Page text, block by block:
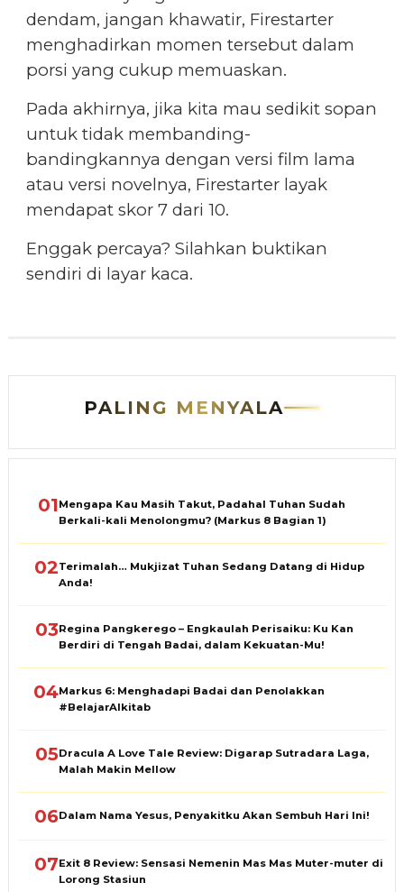
dendam, jangan khawatir, Firestarter
menghadirkan momen tersebut dalam
porsi yang cukup memuaskan.
Pada akhirnya, jika kita mau sedikit sopan
untuk tidak membanding-
bandingkannya dengan versi film lama
atau versi novelnya, Firestarter layak
mendapat skor 7 dari 10.
Enggak percaya? Silahkan buktikan
sendiri di layar kaca.
PALING MENYALA
01Mengapa Kau Masih Takut, Padahal Tuhan Sudah
Berkali-kali Menolongmu? (Markus 8 Bagian 1)
02Terimalah… Mukjizat Tuhan Sedang Datang di Hidup
Anda!
03Regina Pangkerego – Engkaulah Perisaiku: Ku Kan
Berdiri di Tengah Badai, dalam Kekuatan-Mu!
04Markus 6: Menghadapi Badai dan Penolakkan
#BelajarAlkitab
05Dracula A Love Tale Review: Digarap Sutradara Laga,
Malah Makin Mellow
06Dalam Nama Yesus, Penyakitku Akan Sembuh Hari Ini!
07Exit 8 Review: Sensasi Nemenin Mas Mas Muter-muter di
Lorong Stasiun